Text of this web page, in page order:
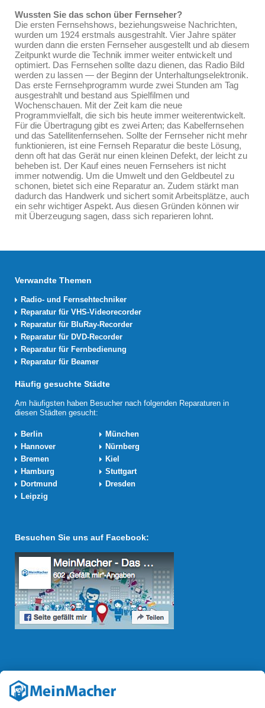
Wussten Sie das schon über Fernseher?
Die ersten Fernsehshows, beziehungsweise Nachrichten,
wurden um 1924 erstmals ausgestrahlt. Vier Jahre später
wurden dann die ersten Fernseher ausgestellt und ab diesem
Zeitpunkt wurde die Technik immer weiter entwickelt und
optimiert. Das Fernsehen sollte dazu dienen, das Radio Bild
werden zu lassen — der Beginn der Unterhaltungselektronik.
Das erste Fernsehprogramm wurde zwei Stunden am Tag
ausgestrahlt und bestand aus Spielfilmen und
Wochenschauen. Mit der Zeit kam die neue
Programmvielfalt, die sich bis heute immer weiterentwickelt.
Für die Übertragung gibt es zwei Arten; das Kabelfernsehen
und das Satellitenfernsehen. Sollte der Fernseher nicht mehr
funktionieren, ist eine Fernseh Reparatur die beste Lösung,
denn oft hat das Gerät nur einen kleinen Defekt, der leicht zu
beheben ist. Der Kauf eines neuen Fernsehers ist nicht
immer notwendig. Um die Umwelt und den Geldbeutel zu
schonen, bietet sich eine Reparatur an. Zudem stärkt man
dadurch das Handwerk und sichert somit Arbeitsplätze, auch
ein sehr wichtiger Aspekt. Aus diesen Gründen können wir
mit Überzeugung sagen, dass sich reparieren lohnt.
Verwandte Themen
Radio- und Fernsehtechniker
Reparatur für VHS-Videorecorder
Reparatur für BluRay-Recorder
Reparatur für DVD-Recorder
Reparatur für Fernbedienung
Reparatur für Beamer
Häufig gesuchte Städte
Am häufigsten haben Besucher nach folgenden Reparaturen in
diesen Städten gesucht:
Berlin
München
Hannover
Nürnberg
Bremen
Kiel
Hamburg
Stuttgart
Dortmund
Dresden
Leipzig
Besuchen Sie uns auf Facebook:
Reparatur Revolution
Mit derReparatur-Revolution
Reparaturbedingungen in Deutschland: Für Produkte, die sich gut